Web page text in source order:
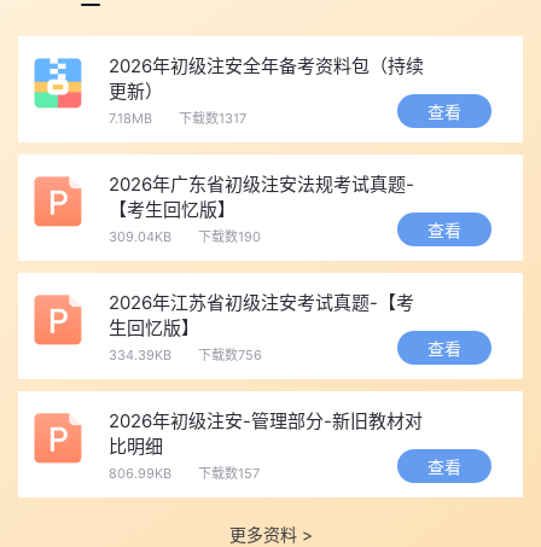
2026年初级注安全年备考资料包（持续
更新）
7.18MB 下载数1317 查看
2026年广东省初级注安法规考试真题-
【考生回忆版】
309.04KB 下载数190 查看
2026年江苏省初级注安考试真题-【考
生回忆版】
334.39KB 下载数756 查看
2026年初级注安-管理部分-新旧教材对
比明细
806.99KB 下载数157 查看
更多资料 >